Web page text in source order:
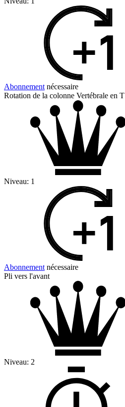
Abonnement nécessaire
Rotation de la colonne Vertébrale en T
Niveau: 1
Abonnement nécessaire
Pli vers l'avant
Niveau: 2